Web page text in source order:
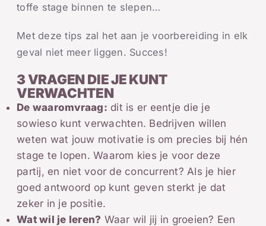
toffe stage binnen te slepen…
Met deze tips zal het aan je voorbereiding in elk
geval niet meer liggen. Succes!
3 VRAGEN DIE JE KUNT
VERWACHTEN
De waaromvraag: dit is er eentje die je
sowieso kunt verwachten. Bedrijven willen
weten wat jouw motivatie is om precies bij hén
stage te lopen. Waarom kies je voor deze
partij, en niet voor de concurrent? Als je hier
goed antwoord op kunt geven sterkt je dat
zeker in je positie.
Wat wil je leren? Waar wil jij in groeien? Een